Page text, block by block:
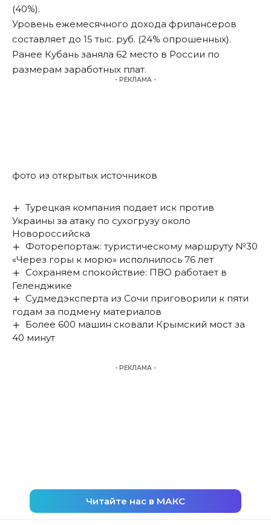
(40%).
Уровень ежемесячного дохода фрилансеров
составляет до 15 тыс. руб. (24% опрошенных).
Ранее Кубань заняла 62 место в России по
размерам заработных плат.
- РЕКЛАМА -
фото из открытых источников
Турецкая компания подает иск против
Украины за атаку по сухогрузу около
Новороссийска
Фоторепортаж: туристическому маршруту №30
«Через горы к морю» исполнилось 76 лет
Сохраняем спокойствие: ПВО работает в
Геленджике
Судмедэксперта из Сочи приговорили к пяти
годам за подмену материалов
Более 600 машин сковали Крымский мост за
40 минут
- РЕКЛАМА -
Читайте нас в МАКС